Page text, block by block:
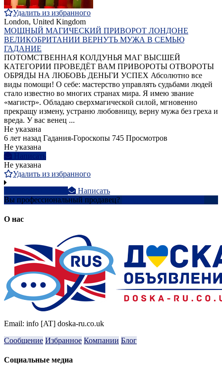
Удалить из избранного
London, United Kingdom
МОЩНЫЙ МАГИЧЕСКИЙ ПРИВОРОТ ЛОНДОНЕ
ВЕЛИКОБРИТАНИИ ВЕРНУТЬ МУЖА В СЕМЬЮ
ГАДАНИЕ
ПОТОМСТВЕННАЯ КОЛДУНЬЯ МАГ ВЫСШЕЙ
КАТЕГОРИИ ПРОВЕДЁТ ВАМ ПРИВОРОТЫ ОТВОРОТЫ
ОБРЯДЫ НА ЛЮБОВЬ ДЕНЬГИ УСПЕХ Абсолютно все
виды помощи! О себе: мастерство управлять судьбами людей
стало известно во многих странах мира. Я имею звание
«магистр». Обладаю сверхмагической силой, мгновенно
прекращу измену, устраню любовницу, верну мужа без греха и
вреда. У вас венец ...
Не указана
6 лет назад Гадания-Гороскопы 745 Просмотров
Не указана
Написать
Не указана
Удалить из избранного
Написать
Вы профессиональный продавец?
О нас
Email: info [AT] doska-ru.co.uk
Сообщение Избранное Компании Блог
Социальные медиа